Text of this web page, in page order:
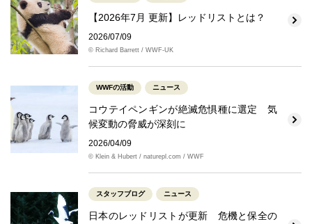
【2026年7月 更新】レッドリストとは？
2026/07/09
© Richard Barrett / WWF-UK
WWFの活動 ニュース
コウテイペンギンが絶滅危惧種に選定 気
候変動の脅威が深刻に
2026/04/09
© Klein & Hubert / naturepl.com / WWF
スタッフブログ ニュース
日本のレッドリストが更新 危機と保全の